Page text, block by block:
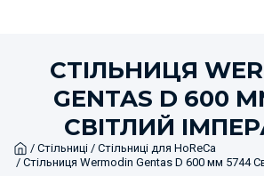
СТІЛЬНИЦЯ
GENTAS D 600
СВІТЛИЙ
Home
/ Стільниці / Стільниці для HoReCa
/ Стільниця Wermodin Gentas D 600 мм 5744